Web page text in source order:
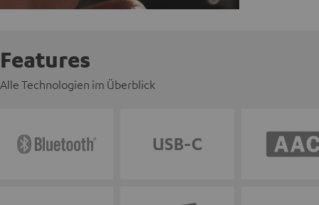
Features
Alle Technologien im Überblick